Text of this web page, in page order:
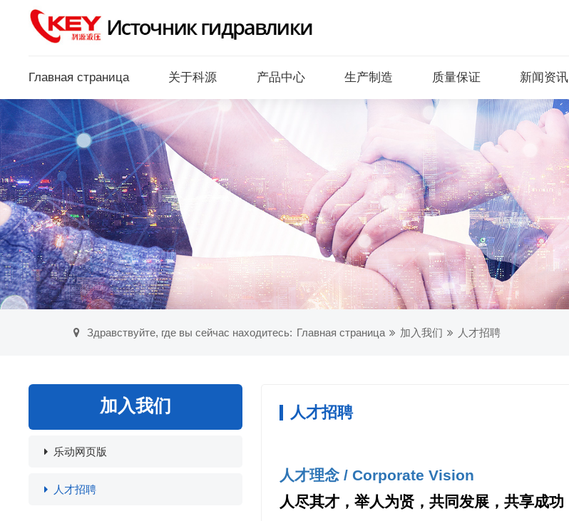
乐动网页版
Главная страница 关于科源 产品中心 生产制造 质量保证 新闻资讯
Здравствуйте, где вы сейчас находитесь: Главная страница 加入我们 人才招聘
加入我们
乐动网页版
人才招聘
人才招聘
人才理念 / Corporate Vision
人尽其才，举人为贤，共同发展，共享成功